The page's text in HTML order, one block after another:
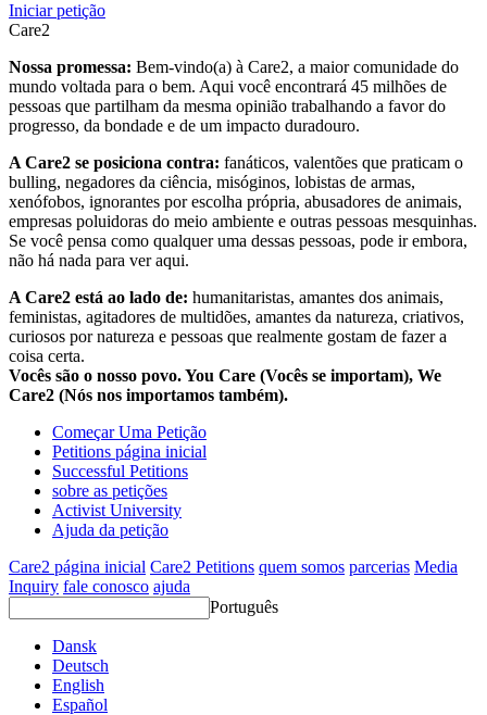
Iniciar petição
Care2
Nossa promessa: Bem-vindo(a) à Care2, a maior comunidade do
mundo voltada para o bem. Aqui você encontrará 45 milhões de
pessoas que partilham da mesma opinião trabalhando a favor do
progresso, da bondade e de um impacto duradouro.
A Care2 se posiciona contra: fanáticos, valentões que praticam o
bulling, negadores da ciência, misóginos, lobistas de armas,
xenófobos, ignorantes por escolha própria, abusadores de animais,
empresas poluidoras do meio ambiente e outras pessoas mesquinhas.
Se você pensa como qualquer uma dessas pessoas, pode ir embora,
não há nada para ver aqui.
A Care2 está ao lado de: humanitaristas, amantes dos animais,
feministas, agitadores de multidões, amantes da natureza, criativos,
curiosos por natureza e pessoas que realmente gostam de fazer a
coisa certa.
Vocês são o nosso povo. You Care (Vocês se importam), We
Care2 (Nós nos importamos também).
Começar Uma Petição
Petitions página inicial
Successful Petitions
sobre as petições
Activist University
Ajuda da petição
Care2 página inicial Care2 Petitions quem somos parcerias Media
Inquiry fale conosco ajuda
Português
Dansk
Deutsch
English
Español